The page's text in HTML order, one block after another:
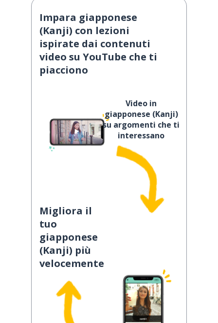
Impara giapponese
(Kanji) con lezioni
ispirate dai contenuti
video su YouTube che ti
piacciono
Video in
giapponese (Kanji)
su argomenti che ti
interessano
Migliora il
tuo
giapponese
(Kanji) più
velocemente